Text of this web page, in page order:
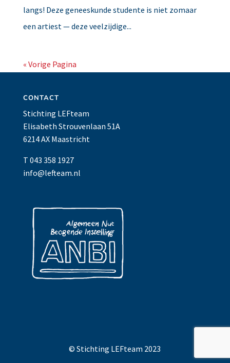
langs! Deze geneeskunde studente is niet zomaar
een artiest — deze veelzijdige...
« Vorige Pagina
CONTACT
Stichting LEFteam
Elisabeth Strouvenlaan 51A
6214 AX Maastricht
T 043 358 1927
info@lefteam.nl
© Stichting LEFteam 2023